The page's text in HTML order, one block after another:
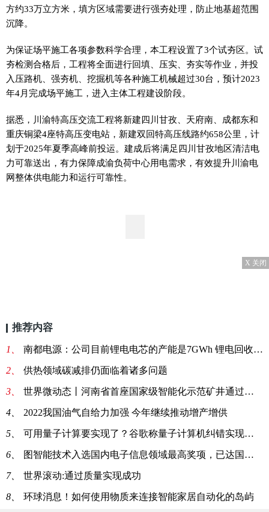
方约33万立方米，填方区域需要进行强夯处理，防止地基超范围
沉降。
为保证场平施工各项参数科学合理，本工程设置了3个试夯区。试
夯检测合格后，工程将全面进行回填、压实、夯实等作业，并投
入压路机、强夯机、挖掘机等各种施工机械超过30台，预计2023
年4月完成场平施工，进入主体工程建设阶段。
据悉，川渝特高压交流工程将新建四川甘孜、天府南、成都东和
重庆铜梁4座特高压变电站，新建双回特高压线路约658公里，计
划于2025年夏季高峰前投运。建成后将满足四川甘孜地区清洁电
力可靠送出，有力保障成渝负荷中心用电需求，有效提升川渝电
网整体供电能力和运行可靠性。
X 关闭
推荐内容
1、 南都电源：公司目前锂电电芯的产能是7GWh 锂电回收目前已经具备7万吨的处理能力
2、 供热领域碳减排仍面临着诸多问题
3、 世界微动态丨河南省首座国家级智能化示范矿井通过验收
4、 2022我国油气自给力加强 今年继续推动增产增供
5、 可用量子计算要实现了？谷歌称量子计算机纠错实现突破 当前关注
6、 图智能技术入选国内电子信息领域最高奖项，已达国际领先水平 全球观热点
7、 世界滚动:通过质量实现成功
8、 环球消息！如何使用物质来连接智能家居自动化的岛屿